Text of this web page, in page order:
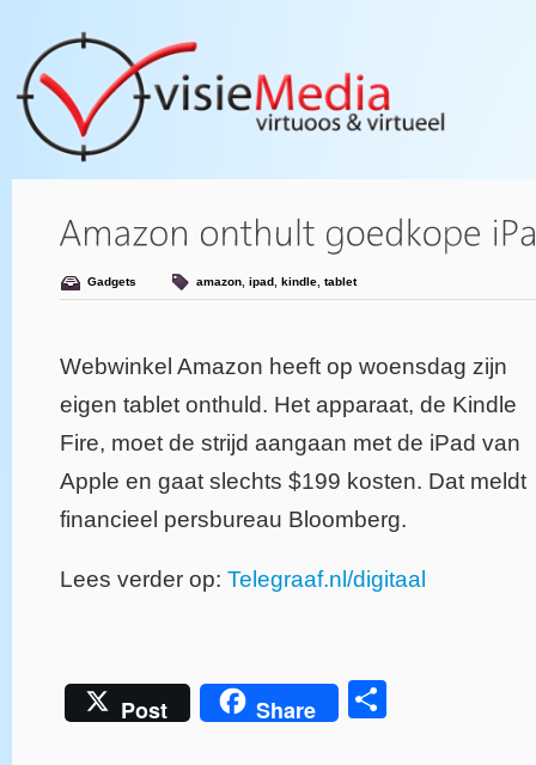
Gadgets amazon, ipad, kindle, tablet
Webwinkel Amazon heeft op woensdag zijn
eigen tablet onthuld. Het apparaat, de Kindle
Fire, moet de strijd aangaan met de iPad van
Apple en gaat slechts $199 kosten. Dat meldt
financieel persbureau Bloomberg.
Lees verder op: Telegraaf.nl/digitaal
Post Share